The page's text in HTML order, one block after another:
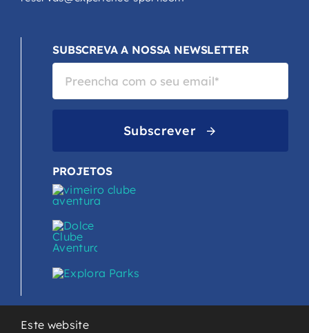
SUBSCREVA A NOSSA NEWSLETTER
Subscrever
PROJETOS
Este website